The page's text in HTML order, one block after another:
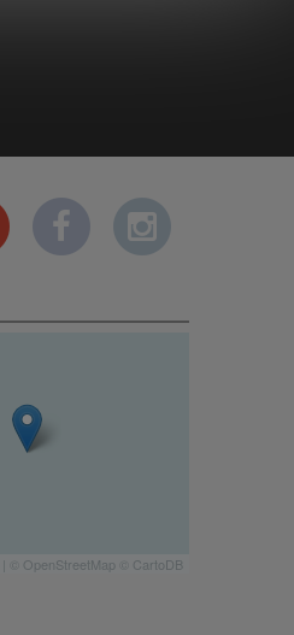
OpenStreetMap CartoDB